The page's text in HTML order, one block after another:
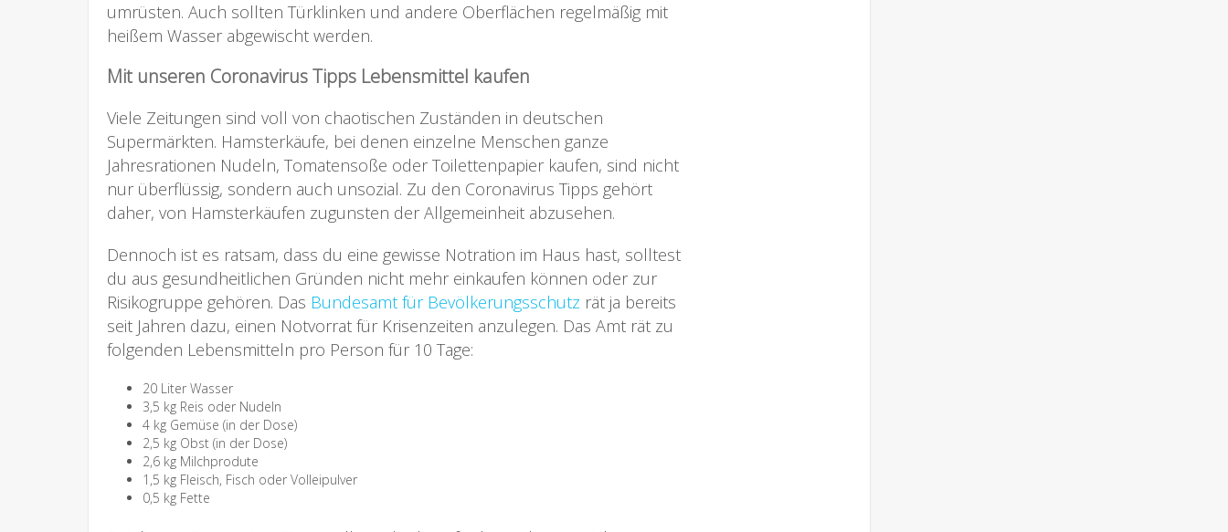
umrüsten. Auch sollten Türklinken und andere Oberflächen regelmäßig mit
heißem Wasser abgewischt werden.
Mit unseren Coronavirus Tipps Lebensmittel kaufen
Viele Zeitungen sind voll von chaotischen Zuständen in deutschen
Supermärkten. Hamsterkäufe, bei denen einzelne Menschen ganze
Jahresrationen Nudeln, Tomatensoße oder Toilettenpapier kaufen, sind nicht
nur überflüssig, sondern auch unsozial. Zu den Coronavirus Tipps gehört
daher, von Hamsterkäufen zugunsten der Allgemeinheit abzusehen.
Dennoch ist es ratsam, dass du eine gewisse Notration im Haus hast, solltest
du aus gesundheitlichen Gründen nicht mehr einkaufen können oder zur
Risikogruppe gehören. Das Bundesamt für Bevölkerungsschutz rät ja bereits
seit Jahren dazu, einen Notvorrat für Krisenzeiten anzulegen. Das Amt rät zu
folgenden Lebensmitteln pro Person für 10 Tage:
20 Liter Wasser
3,5 kg Reis oder Nudeln
4 kg Gemüse (in der Dose)
2,5 kg Obst (in der Dose)
2,6 kg Milchprodute
1,5 kg Fleisch, Fisch oder Volleipulver
0,5 kg Fette